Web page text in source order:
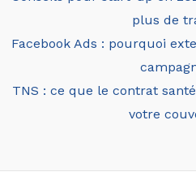
plus de
Facebook Ads : pourquoi
TNS : ce que le contrat
votre